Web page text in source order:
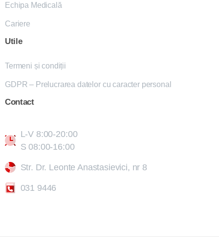
Echipa Medicală
Cariere
Utile
Termeni și condiții
GDPR – Prelucrarea datelor cu caracter personal
Contact
L-V 8:00-20:00
S 08:00-16:00
Str. Dr. Leonte Anastasievici, nr 8
031 9446